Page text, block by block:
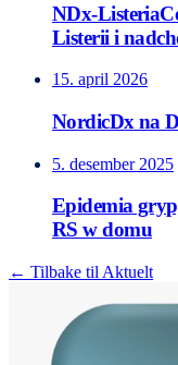
NDx-
Listerii i
15. april 2026
NordicDx na
5. desember 2025
Epidemia
RS w domu
← Tilbake til Aktuelt